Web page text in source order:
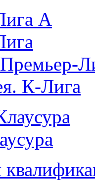
А
К-Лига